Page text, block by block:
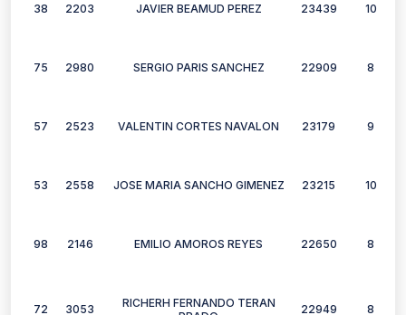
38 2203 JAVIER BEAMUD PEREZ 23439 10
75 2980 SERGIO PARIS SANCHEZ 22909 8
57 2523 VALENTIN CORTES NAVALON 23179 9
53 2558 JOSE MARIA SANCHO GIMENEZ 23215 10
98 2146 EMILIO AMOROS REYES 22650 8
72 3053
RICHERH FERNANDO TERAN
22949 8